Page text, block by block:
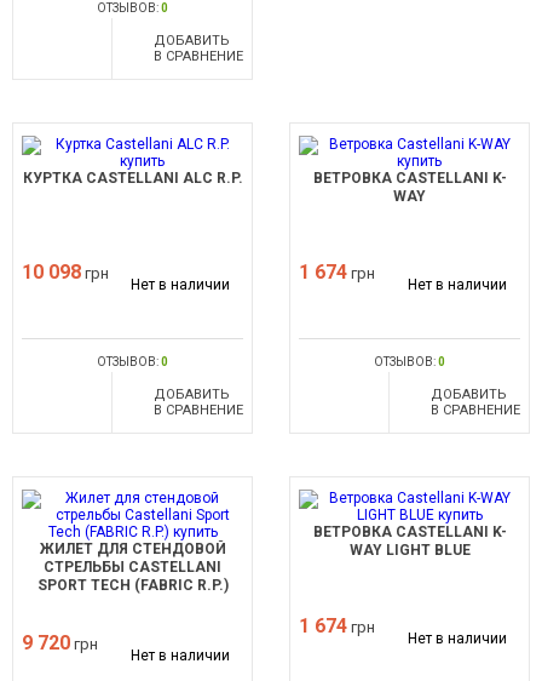
ОТЗЫВОВ:0
ДОБАВИТЬ
В СРАВНЕНИЕ
КУРТКА CASTELLANI ALC R.P.
10 098 грн
Нет в наличии
ОТЗЫВОВ:0
ДОБАВИТЬ
В СРАВНЕНИЕ
ВЕТРОВКА CASTELLANI K-
WAY
1 674 грн
Нет в наличии
ОТЗЫВОВ:0
ДОБАВИТЬ
В СРАВНЕНИЕ
ЖИЛЕТ ДЛЯ СТЕНДОВОЙ
СТРЕЛЬБЫ CASTELLANI
SPORT TECH (FABRIC R.P.)
9 720 грн
Нет в наличии
ВЕТРОВКА CASTELLANI K-
WAY LIGHT BLUE
1 674 грн
Нет в наличии